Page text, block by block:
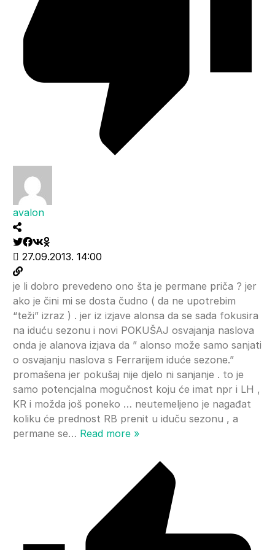
avalon
27.09.2013. 14:00
je li dobro prevedeno ono šta je permane priča ? jer
ako je čini mi se dosta čudno ( da ne upotrebim
“teži” izraz ) . jer iz izjave alonsa da se sada fokusira
na iduću sezonu i novi POKUŠAJ osvajanja naslova
onda je alanova izjava da ” alonso može samo sanjati
o osvajanju naslova s Ferrarijem iduće sezone.”
promašena jer pokušaj nije djelo ni sanjanje . to je
samo potencjalna mogučnost koju će imat npr i LH ,
KR i možda još poneko … neutemeljeno je nagađat
koliku će prednost RB prenit u iduču sezonu , a
permane se… Read more »